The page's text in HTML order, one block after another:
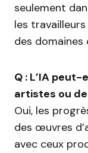
seulement
les
des
Q : L’IA
artistes ou
Oui, les
des œuvres
avec ceux